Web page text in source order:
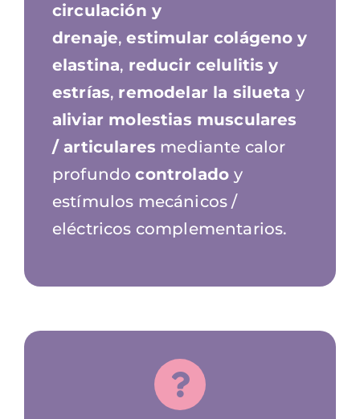
circulación y
drenaje,estimular colágeno y
elastina, reducir celulitis y
estrías, remodelar la silueta y
aliviar molestias musculares
/ articulares mediante calor
profundocontroladoy
estímulos mecánicos /
eléctricos complementarios.